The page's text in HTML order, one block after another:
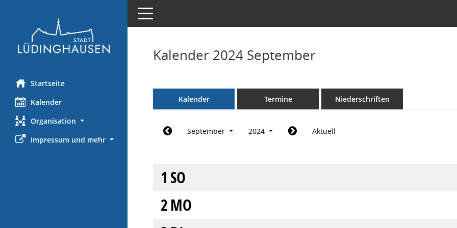
Startseite
Kalender
Organisation
Impressum und mehr
Toggle navigation
Kalender 2024 September
Kalender Termine Niederschriften
September 2024 Aktuell
1 SO
2MO